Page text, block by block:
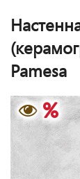
Pamesa